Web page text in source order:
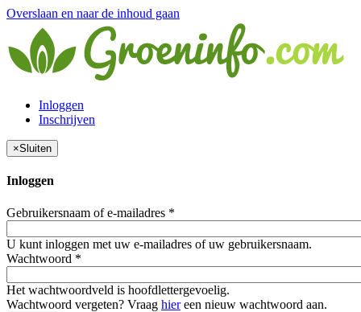
Overslaan en naar de inhoud gaan
Inloggen
Inschrijven
×Sluiten
Inloggen
Gebruikersnaam of e-mailadres *
U kunt inloggen met uw e-mailadres of uw gebruikersnaam.
Wachtwoord *
Het wachtwoordveld is hoofdlettergevoelig.
Wachtwoord vergeten? Vraag hiereen nieuw wachtwoord aan.